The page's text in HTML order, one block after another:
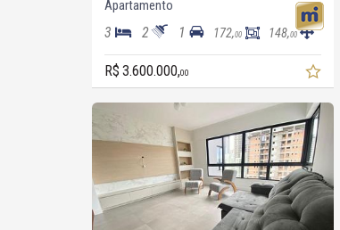
Apartamento
3 2 1 172,00 148,00
R$ 3.600.000,00